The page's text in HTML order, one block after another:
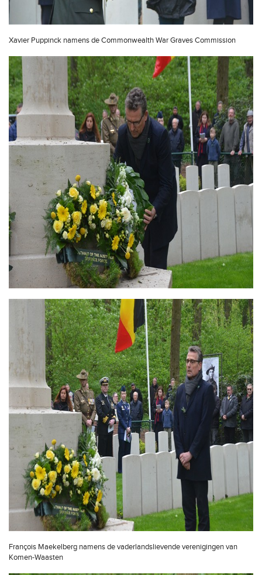
Xavier Puppinck namens de Commonwealth War Graves Commission
François Maekelberg namens de vaderlandslievende verenigingen van
Komen-Waasten